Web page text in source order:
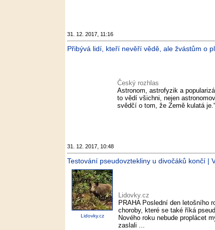
31. 12. 2017, 11:16
Přibývá lidí, kteří nevěří vědě, ale žvástům o
Český rozhlas
Astronom, astrofyzik a
to vědí všichni, nejen
svědčí o tom, že Země kulatá
31. 12. 2017, 10:48
Testování pseudovztekliny u divočáků končí |
Lidovky.cz
Lidovky.cz
PRAHA Poslední den letošního
choroby, které se také říká
Nového roku nebude proplácet
zaslali ...